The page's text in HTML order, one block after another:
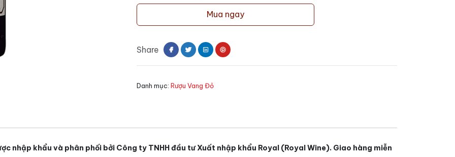
vang
Pesquera
Reserva
số
Mua ngay
Share
Danh mục: Rượu Vang Đỏ
nhập khẩu và phân phối bởi Công ty TNHH đầu tư Xuất nhập khẩu Royal (Royal Wine). Giao hàng miễn